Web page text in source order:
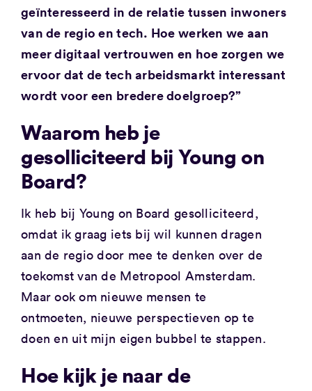
geïnteresseerd in de relatie tussen inwoners
van de regio en tech. Hoe werken we aan
meer digitaal vertrouwen en hoe zorgen we
ervoor dat de tech arbeidsmarkt interessant
wordt voor een bredere doelgroep?”
Waarom heb je
gesolliciteerd bij Young on
Board?
Ik heb bij Young on Board gesolliciteerd,
omdat ik graag iets bij wil kunnen dragen
aan de regio door mee te denken over de
toekomst van de Metropool Amsterdam.
Maar ook om nieuwe mensen te
ontmoeten, nieuwe perspectieven op te
doen en uit mijn eigen bubbel te stappen.
Hoe kijk je naar de